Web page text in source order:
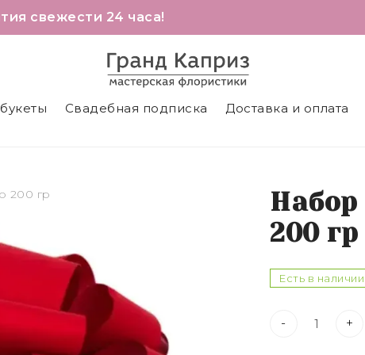
свежести 24 часа!
Свадебная подписка Доставка и оплата
200 гр
Набор
200 гр
Есть в наличии
- +